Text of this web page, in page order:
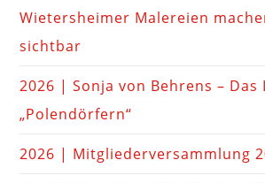
Wietersheimer Malereien
sichtbar
2026 | Sonja von Behrens – Das
„Polendörfern“
2026 | Mitgliederversammlung